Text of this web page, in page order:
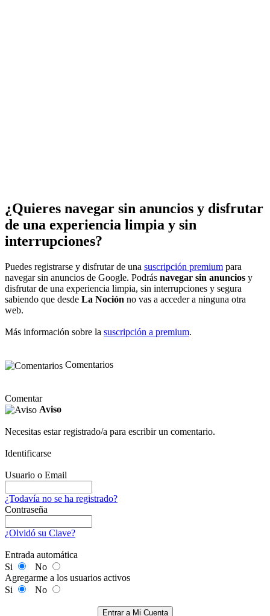
¿Quieres navegar sin anuncios y disfrutar
de una experiencia limpia y sin
interrupciones?
Puedes registrarse y disfrutar de una suscripción premium para
navegar sin anuncios de Google. Podrás navegar sin anuncios y
disfrutar de una experiencia limpia, sin interrupciones y segura
sabiendo que desde La Noción no vas a acceder a ninguna otra
web.
Más información sobre la suscripción a premium.
Comentarios
Comentar
Aviso
Necesitas estar registrado/a para escribir un comentario.
Identificarse
Usuario o Email
¿Todavía no se ha registrado?
Contraseña
¿Olvidó su Clave?
Entrada automática
Si
No
Agregarme a los usuarios activos
Si
No
Entrar a Mi Cuenta